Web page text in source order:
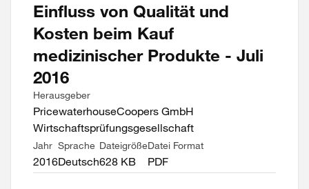
Einfluss von Qualität und
Kosten beim Kauf
medizinischer Produkte - Juli
2016
Herausgeber
PricewaterhouseCoopers GmbH
Wirtschaftsprüfungsgesellschaft
Jahr
2016
Sprache
Deutsch
Dateigröße
628 KB
Datei Format
PDF